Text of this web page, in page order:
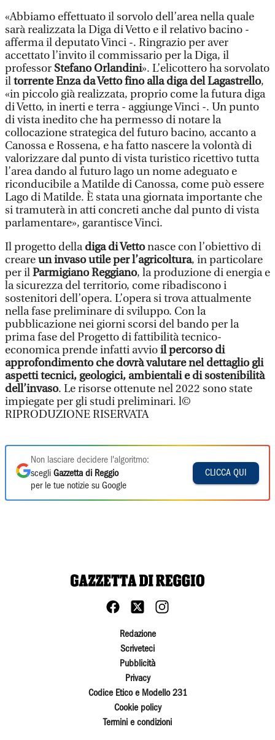
«Abbiamo effettuato il sorvolo dell’area nella quale
sarà realizzata la Diga di Vetto e il relativo bacino -
afferma il deputato Vinci -. Ringrazio per aver
accettato l’invito il commissario per la Diga, il
professor Stefano Orlandini». L’elicottero ha sorvolato
iltorrente Enza da Vetto fino alla diga del Lagastrello,
«in piccolo già realizzata, proprio come la futura diga
di Vetto, in inerti e terra - aggiunge Vinci -. Un punto
di vista inedito che ha permesso di notare la
collocazione strategica del futuro bacino, accanto a
Canossa e Rossena, e ha fatto nascere la volontà di
valorizzare dal punto di vista turistico ricettivo tutta
l’area dando al futuro lago un nome adeguato e
riconducibile a Matilde di Canossa, come può essere
Lago di Matilde. È stata una giornata importante che
si tramuterà in atti concreti anche dal punto di vista
parlamentare», garantisce Vinci.
Il progetto delladiga di Vettonasce con l’obiettivo di
creareun invaso utile per l’agricoltura, in particolare
per ilParmigiano Reggiano, la produzione di energia e
la sicurezza del territorio, come ribadiscono i
sostenitori dell’opera. L’opera si trova attualmente
nella fase preliminare di sviluppo. Con la
pubblicazione nei giorni scorsi del bando per la
prima fase del Progetto di fattibilità tecnico-
economica prende infatti avvioil percorso di
approfondimento che dovrà valutare nel dettaglio gli
aspetti tecnici, geologici, ambientali e di sostenibilità
dell’invaso. Le risorse ottenute nel 2022 sono state
impiegate per gli studi preliminari. l©
RIPRODUZIONE RISERVATA
Non lasciare decidere l'algoritmo:
scegli Gazzetta di Reggio
per le tue notizie su Google
CLICCA QUI
Redazione
Scriveteci
Pubblicità
Privacy
Codice Etico e Modello 231
Cookie policy
Termini e condizioni